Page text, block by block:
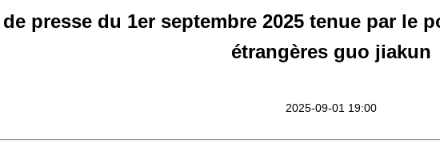
presse du 1er septembre 2025 tenue par le
étrangères guo jiakun
2025-09-01 19:00